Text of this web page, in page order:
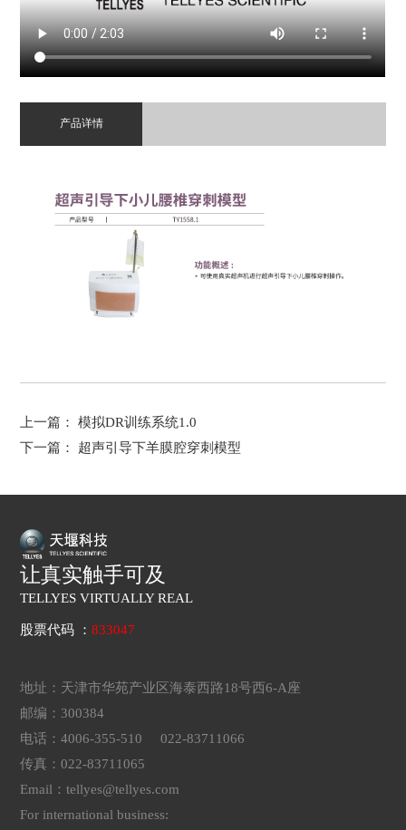
产品详情
上一篇： 模拟DR训练系统1.0
下一篇：
超声引导下羊膜腔穿刺模型
让真实触手可及
TELLYES VIRTUALLY REAL
股票代码 ：833047
地址：天津市华苑产业区海泰西路18号西6-A座
邮编：300384
电话：4006-355-510 022-83711066
传真：022-83711065
Email：tellyes@tellyes.com
For international business: